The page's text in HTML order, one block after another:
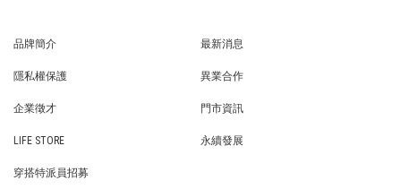
品牌簡介
最新消息
隱私權保護
異業合作
企業徵才
門市資訊
LIFE STORE
永續發展
穿搭特派員招募